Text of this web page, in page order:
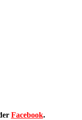
Facebook.